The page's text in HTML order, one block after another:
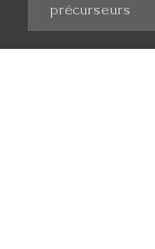
précurseurs